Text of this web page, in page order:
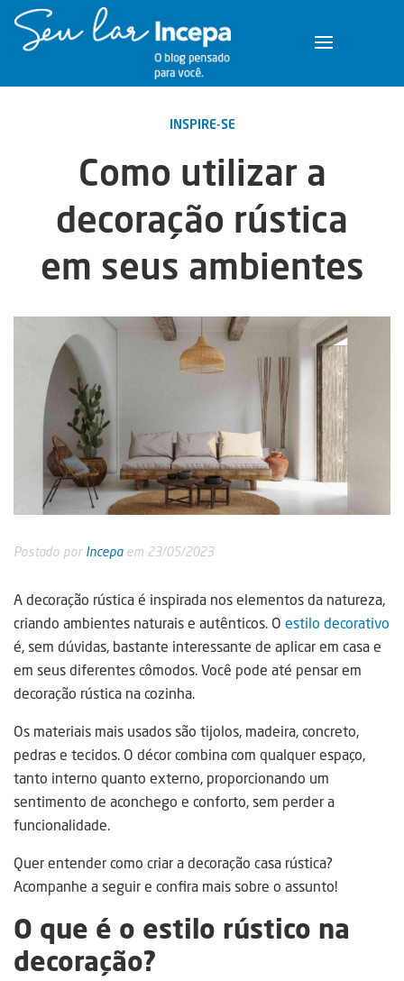
INSPIRE-SE
Como utilizar a
decoração rústica
em seus ambientes
Postado por Incepaem 23/05/2023
A decoração rústica é inspirada nos elementos da natureza,
criando ambientes naturais e autênticos. O estilo decorativo
é, sem dúvidas, bastante interessante de aplicar em casa e
em seus diferentes cômodos. Você pode até pensar em
decoração rústica na cozinha.
Os materiais mais usados são tijolos, madeira, concreto,
pedras e tecidos. O décor combina com qualquer espaço,
tanto interno quanto externo, proporcionando um
sentimento de aconchego e conforto, sem perder a
funcionalidade.
Quer entender como criar a decoração casa rústica?
Acompanhe a seguir e confira mais sobre o assunto!
O que é o estilo rústico na
decoração?